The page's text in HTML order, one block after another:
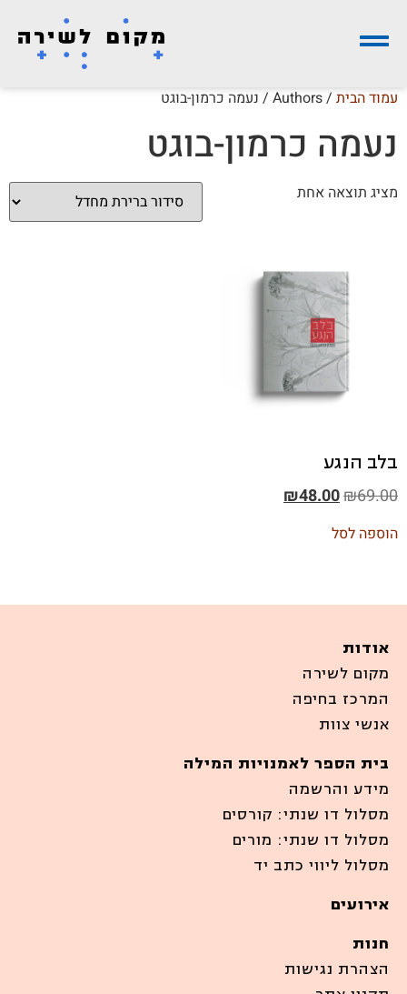
עמוד הבית / Authors / נעמה כרמון-בוגט
נעמה כרמון-בוגט
מציג תוצאה אחת
בלב הנגע
₪69.00
₪48.00
הוספה לסל
אודות
מקום לשירה
המרכז בחיפה
אנשי צוות
בית הספר לאמנויות המילה
מידע והרשמה
מסלול דו שנתי: קורסים
מסלול דו שנתי: מורים
מסלול ליווי כתב יד
אירועים
חנות
הצהרת נגישות